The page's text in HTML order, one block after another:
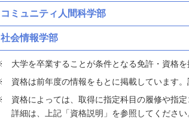
コミュニティ人間科学部
社会情報学部
大学を卒業することが条件となる免許・資格
資格は前年度の情報をもとに掲載しています
資格によっては、取得に指定科目の履修や指
詳細は、上記「資格説明」を参照してください